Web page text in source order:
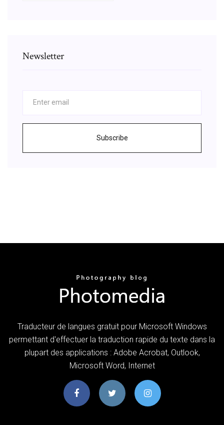
Newsletter
Subscribe
Traducteur de langues gratuit pour Microsoft Windows
permettant d'effectuer la traduction rapide du texte dans la
plupart des applications : Adobe Acrobat, Outlook,
Microsoft Word, Internet